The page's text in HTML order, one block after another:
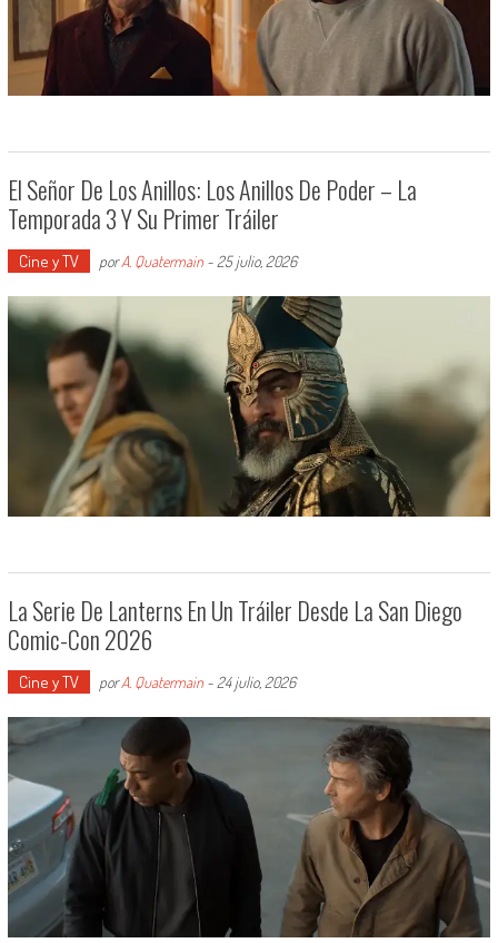
El Señor De Los Anillos: Los Anillos De Poder – La
Temporada 3 Y Su Primer Tráiler
Cine y TV porA. Quatermain- 25 julio, 2026
La Serie De Lanterns En Un Tráiler Desde La San Diego
Comic-Con 2026
Cine y TV porA. Quatermain- 24 julio, 2026